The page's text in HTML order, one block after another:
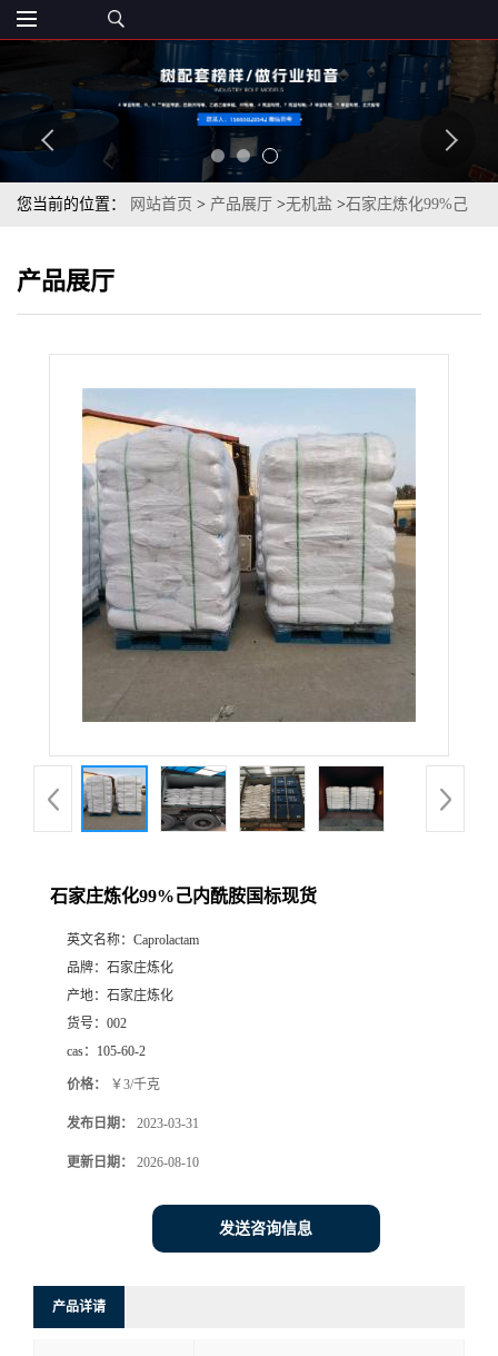
您当前的位置： 网站首页 > 产品展厅 >无机盐 >石家庄炼化99%己
产品展厅
石家庄炼化99%己内酰胺国标现货
英文名称： Caprolactam
品牌： 石家庄炼化
产地： 石家庄炼化
货号： 002
cas： 105-60-2
价格： ￥3/千克
发布日期： 2023-03-31
更新日期： 2026-08-10
发送咨询信息
产品详请